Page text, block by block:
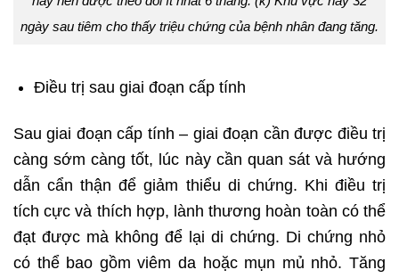
ngày sau tiêm cho thấy triệu chứng của bệnh nhân đang tăng.
Điều trị sau giai đoạn cấp tính
Sau giai đoạn cấp tính – giai đoạn cần được điều trị
càng sớm càng tốt, lúc này cần quan sát và hướng
dẫn cẩn thận để giảm thiểu di chứng. Khi điều trị
tích cực và thích hợp, lành thương hoàn toàn có thể
đạt được mà không để lại di chứng. Di chứng nhỏ
có thể bao gồm viêm da hoặc mụn mủ nhỏ. Tăng